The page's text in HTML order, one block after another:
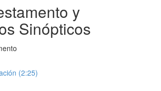
y
Sinópticos
(2:25)